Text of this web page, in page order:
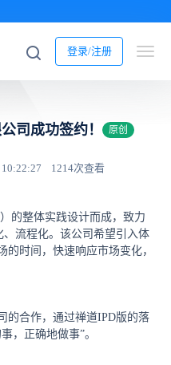
登录/注册
司成功签约！ 原创
1214次查看
的整体实践设计而成，致力
流程化。该公司希望引入体
时间，快速响应市场变化，
的合作，通过禅道IPD版的落
，正确地做事”。